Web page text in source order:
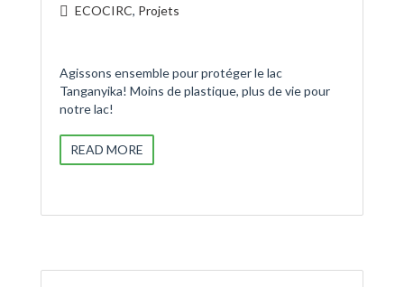
ECOCIRC, Projets
Agissons ensemble pour protéger le lac
Tanganyika! Moins de plastique, plus de vie pour
notre lac!
READ MORE